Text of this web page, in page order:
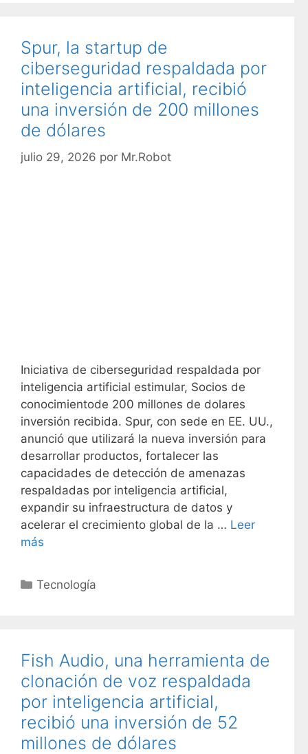
o
r
í
a
s
Spur, la startup de
ciberseguridad respaldada por
inteligencia artificial, recibió
una inversión de 200 millones
de dólares
julio 29, 2026 por Mr.Robot
Iniciativa de ciberseguridad respaldada por
inteligencia artificial estimular, Socios de
conocimientode 200 millones de dolares
inversión recibida. Spur, con sede en EE. UU.,
anunció que utilizará la nueva inversión para
desarrollar productos, fortalecer las
capacidades de detección de amenazas
respaldadas por inteligencia artificial,
expandir su infraestructura de datos y
acelerar el crecimiento global de la … Leer
más
C
o
r
í
a
s
Tecnología
Fish Audio, una herramienta de
clonación de voz respaldada
por inteligencia artificial,
recibió una inversión de 52
millones de dólares